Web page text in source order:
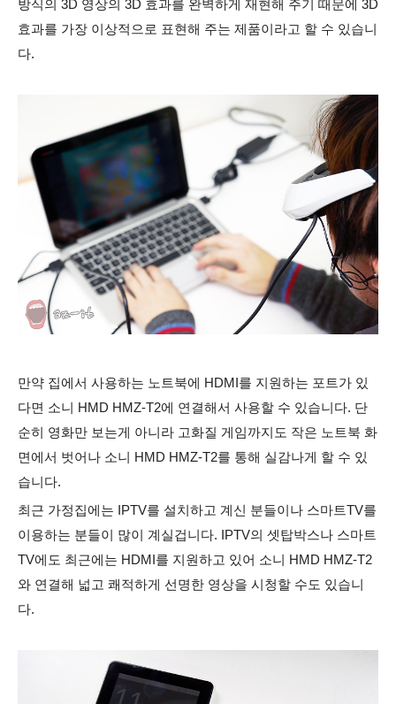
방식의 3D 영상의 3D 효과를 완벽하게 재현해 주기 때문에 3D
효과를 가장 이상적으로 표현해 주는 제품이라고 할 수 있습니
다.
만약 집에서 사용하는 노트북에 HDMI를 지원하는 포트가 있
다면 소니 HMD HMZ-T2에 연결해서 사용할 수 있습니다. 단
순히 영화만 보는게 아니라 고화질 게임까지도 작은 노트북 화
면에서 벗어나 소니 HMD HMZ-T2를 통해 실감나게 할 수 있
습니다.
최근 가정집에는 IPTV를 설치하고 계신 분들이나 스마트TV를
이용하는 분들이 많이 계실겁니다. IPTV의 셋탑박스나 스마트
TV에도 최근에는 HDMI를 지원하고 있어 소니 HMD HMZ-T2
와 연결해 넓고 쾌적하게 선명한 영상을 시청할 수도 있습니
다.